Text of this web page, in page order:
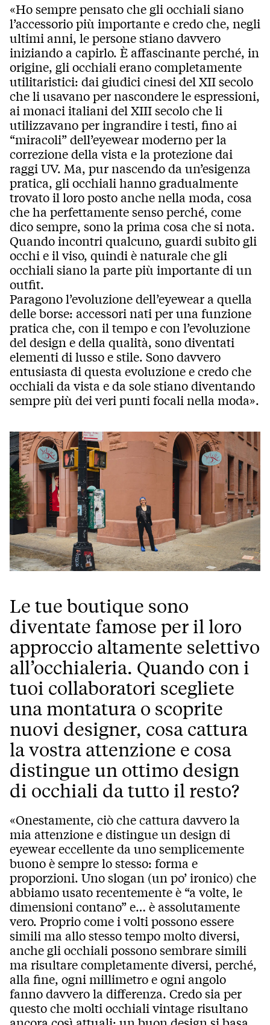
«Ho sempre pensato che gli occhiali siano
l’accessorio più importante e credo che, negli
ultimi anni, le persone stiano davvero
iniziando a capirlo. È affascinante perché, in
origine, gli occhiali erano completamente
utilitaristici: dai giudici cinesi del XII secolo
che li usavano per nascondere le espressioni,
ai monaci italiani del XIII secolo che li
utilizzavano per ingrandire i testi, fino ai
“miracoli” dell’eyewear moderno per la
correzione della vista e la protezione dai
raggi UV. Ma, pur nascendo da un’esigenza
pratica, gli occhiali hanno gradualmente
trovato il loro posto anche nella moda, cosa
che ha perfettamente senso perché, come
dico sempre, sono la prima cosa che si nota.
Quando incontri qualcuno, guardi subito gli
occhi e il viso, quindi è naturale che gli
occhiali siano la parte più importante di un
outfit.
Paragono l’evoluzione dell’eyewear a quella
delle borse: accessori nati per una funzione
pratica che, con il tempo e con l’evoluzione
del design e della qualità, sono diventati
elementi di lusso e stile. Sono davvero
entusiasta di questa evoluzione e credo che
occhiali da vista e da sole stiano diventando
sempre più dei veri punti focali nella moda».
Le tue boutique sono
diventate famose per il loro
approccio altamente selettivo
all’occhialeria. Quando con i
tuoi collaboratori scegliete
una montatura o scoprite
nuovi designer, cosa cattura
la vostra attenzione e cosa
distingue un ottimo design
di occhiali da tutto il resto?
«Onestamente, ciò che cattura davvero la
mia attenzione e distingue un design di
eyewear eccellente da uno semplicemente
buono è sempre lo stesso: forma e
proporzioni. Uno slogan (un po’ ironico) che
abbiamo usato recentemente è “a volte, le
dimensioni contano” e… è assolutamente
vero. Proprio come i volti possono essere
simili ma allo stesso tempo molto diversi,
anche gli occhiali possono sembrare simili
ma risultare completamente diversi, perché,
alla fine, ogni millimetro e ogni angolo
fanno davvero la differenza. Credo sia per
questo che molti occhiali vintage risultano